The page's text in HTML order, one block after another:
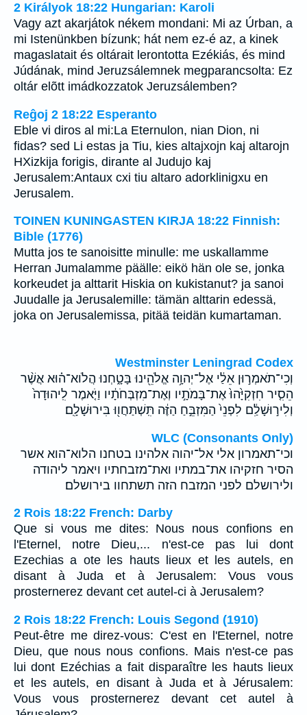
2 Királyok 18:22 Hungarian: Karoli
Vagy azt akarjátok nékem mondani: Mi az Úrban, a
mi Istenünkben bízunk; hát nem ez-é az, a kinek
magaslatait és oltárait lerontotta Ezékiás, és mind
Júdának, mind Jeruzsálemnek megparancsolta: Ez
oltár elõtt imádkozzatok Jeruzsálemben?
Reĝoj 2 18:22 Esperanto
Eble vi diros al mi:La Eternulon, nian Dion, ni
fidas? sed Li estas ja Tiu, kies altajxojn kaj altarojn
HXizkija forigis, dirante al Judujo kaj
Jerusalem:Antaux cxi tiu altaro adorklinigxu en
Jerusalem.
TOINEN KUNINGASTEN KIRJA 18:22 Finnish:
Bible (1776)
Mutta jos te sanoisitte minulle: me uskallamme
Herran Jumalamme päälle: eikö hän ole se, jonka
korkeudet ja alttarit Hiskia on kukistanut? ja sanoi
Juudalle ja Jerusalemille: tämän alttarin edessä,
joka on Jerusalemissa, pitää teidän kumartaman.
Westminster Leningrad Codex
וְכִי־תֹאמְר֣וּן אֵלַ֔י אֶל־יְהוָ֥ה אֱלֹהֵ֖ינוּ בָּטָ֑חְנוּ הֲלֹוא־ה֗וּא אֲשֶׁ֨ר
הֵסִ֤יר חִזְקִיָּ֙הוּ֙ אֶת־בָּמֹתָ֣יו וְאֶת־מִזְבְּחֹתָ֔יו וַיֹּ֤אמֶר לִֽיהוּדָה֙
וְלִיר֣וּשָׁלִַ֔ם לִפְנֵי֙ הַמִּזְבֵּ֣חַ הַזֶּ֔ה תִּֽשְׁתַּחֲו֖וּ בִּירוּשָׁלִָֽם׃
WLC (Consonants Only)
וכי־תאמרון אלי אל־יהוה אלהינו בטחנו הלוא־הוא אשר
הסיר חזקיהו את־במתיו ואת־מזבחתיו ויאמר ליהודה
ולירושלם לפני המזבח הזה תשתחוו בירושלם׃
2 Rois 18:22 French: Darby
Que si vous me dites: Nous nous confions en
l'Eternel, notre Dieu,... n'est-ce pas lui dont
Ezechias a ote les hauts lieux et les autels, en
disant à Juda et à Jerusalem: Vous vous
prosternerez devant cet autel-ci à Jerusalem?
2 Rois 18:22 French: Louis Segond (1910)
Peut-être me direz-vous: C'est en l'Eternel, notre
Dieu, que nous nous confions. Mais n'est-ce pas
lui dont Ezéchias a fait disparaître les hauts lieux
et les autels, en disant à Juda et à Jérusalem:
Vous vous prosternerez devant cet autel à